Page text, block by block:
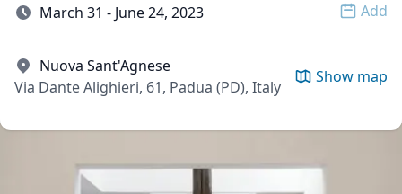
March 31 - June 24, 2023 Add
Nuova Sant'Agnese
Via Dante Alighieri, 61, Padua (PD), Italy
Show map